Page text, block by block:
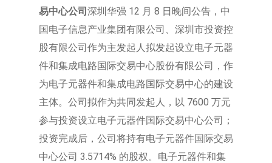
易中心公司 深圳华强 12 月 8 日晚间公告，中
国电子信息产业集团有限公司、深圳市投资控
股有限公司作为主发起人拟发起设立电子元器
件和集成电路国际交易中心股份有限公司，作
为电子元器件和集成电路国际交易中心的建设
主体。公司拟作为共同发起人，以 7600 万元
参与投资设立电子元器件国际交易中心公司；
投资完成后，公司将持有电子元器件国际交易
中心公司 3.5714% 的股权。电子元器件和集